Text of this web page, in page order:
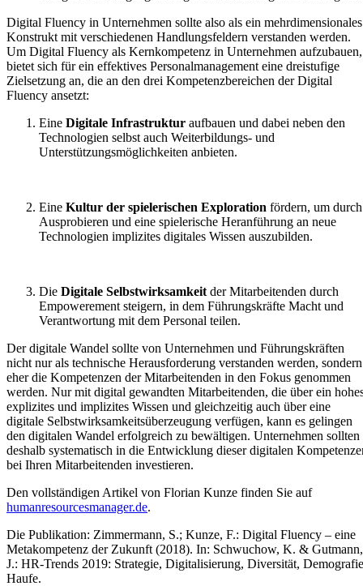
Digital Fluency in Unternehmen sollte also als ein mehrdimensionales
Konstrukt mit verschiedenen Handlungsfeldern verstanden werden.
Um Digital Fluency als Kernkompetenz in Unternehmen aufzubauen,
bietet sich für ein effektives Personalmanagement eine dreistufige
Zielsetzung an, die an den drei Kompetenzbereichen der Digital
Fluency ansetzt:
Eine Digitale Infrastruktur aufbauen und dabei neben den
Technologien selbst auch Weiterbildungs- und
Unterstützungsmöglichkeiten anbieten.
Eine Kultur der spielerischen Exploration fördern, um durch
Ausprobieren und eine spielerische Heranführung an neue
Technologien implizites digitales Wissen auszubilden.
Die Digitale Selbstwirksamkeit der Mitarbeitenden durch
Empowerement steigern, in dem Führungskräfte Macht und
Verantwortung mit dem Personal teilen.
Der digitale Wandel sollte von Unternehmen und Führungskräften
nicht nur als technische Herausforderung verstanden werden, sondern
eher die Kompetenzen der Mitarbeitenden in den Fokus genommen
werden. Nur mit digital gewandten Mitarbeitenden, die über ein
explizites und implizites Wissen und gleichzeitig auch über eine
digitale Selbstwirksamkeitsüberzeugung verfügen, kann es gelingen
den digitalen Wandel erfolgreich zu bewältigen. Unternehmen sollten
deshalb systematisch in die Entwicklung dieser digitalen
bei Ihren Mitarbeitenden investieren.
Den vollständigen Artikel von Florian Kunze finden Sie auf
humanresourcesmanager.de.
Die Publikation: Zimmermann, S.; Kunze, F.: Digital Fluency – eine
Metakompetenz der Zukunft (2018). In: Schwuchow, K. & Gutmann,
J.: HR-Trends 2019: Strategie, Digitalisierung, Diversität,
Haufe.